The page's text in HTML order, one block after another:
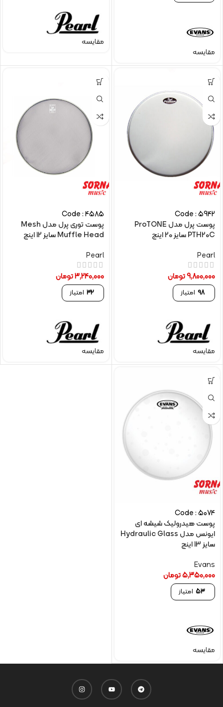
مقایسه
مقایسه
Code : 5942
پوست پرل مدل ProTONE
PTH20C سایز 20 اینچ
Pearl
9,800,000تومان
98 امتیاز
مقایسه
Code : 4585
پوست توری پرل مدل Mesh
Muffle Head سایز 12 اینچ
Pearl
3,240,000تومان
32 امتیاز
مقایسه
Code : 5074
پوست هیدرولیک شیشه ای
ایونس مدل Hydraulic Glass
سایز 13 اینچ
Evans
5,350,000تومان
53 امتیاز
مقایسه